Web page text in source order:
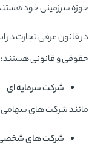
حوزه سرزمینی خود
در قانون عرفی تجارت در
حقوقی و قانونی هستند:
شرکت سرمایه ای
مانند شرکت های سهامی
شرکت های